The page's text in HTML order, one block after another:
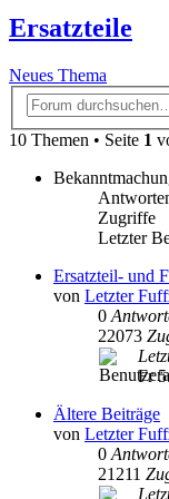
Ersatzteile
Neues Thema
10 Themen • Seite 1
Zugriffe
Letzter
Ersatzteil- und
von Letzter
0
22073
Fr
Ältere Beiträge
von Letzter
0
21211